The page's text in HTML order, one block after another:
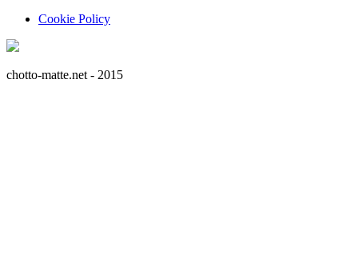
Cookie Policy
chotto-matte.net - 2015